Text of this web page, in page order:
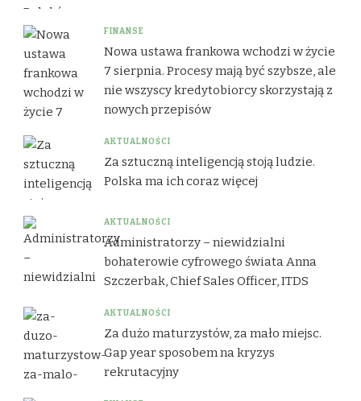
FINANSE
Nowa ustawa frankowa wchodzi w życie
7 sierpnia. Procesy mają być szybsze, ale
nie wszyscy kredytobiorcy skorzystają z
nowych przepisów
AKTUALNOŚCI
Za sztuczną inteligencją stoją ludzie.
Polska ma ich coraz więcej
AKTUALNOŚCI
Administratorzy – niewidzialni
bohaterowie cyfrowego świata Anna
Szczerbak, Chief Sales Officer, ITDS
AKTUALNOŚCI
Za dużo maturzystów, za mało miejsc.
Gap year sposobem na kryzys
rekrutacyjny